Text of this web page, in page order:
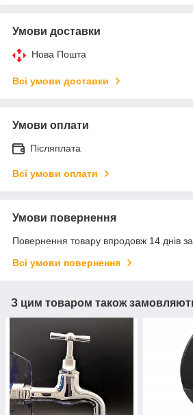
Умови доставки
Нова Пошта
Всі умови доставки
Умови оплати
Післяплата
Всі умови оплати
Умови повернення
Повернення товару впродовж 14 днів
Всі умови повернення
З цим товаром також